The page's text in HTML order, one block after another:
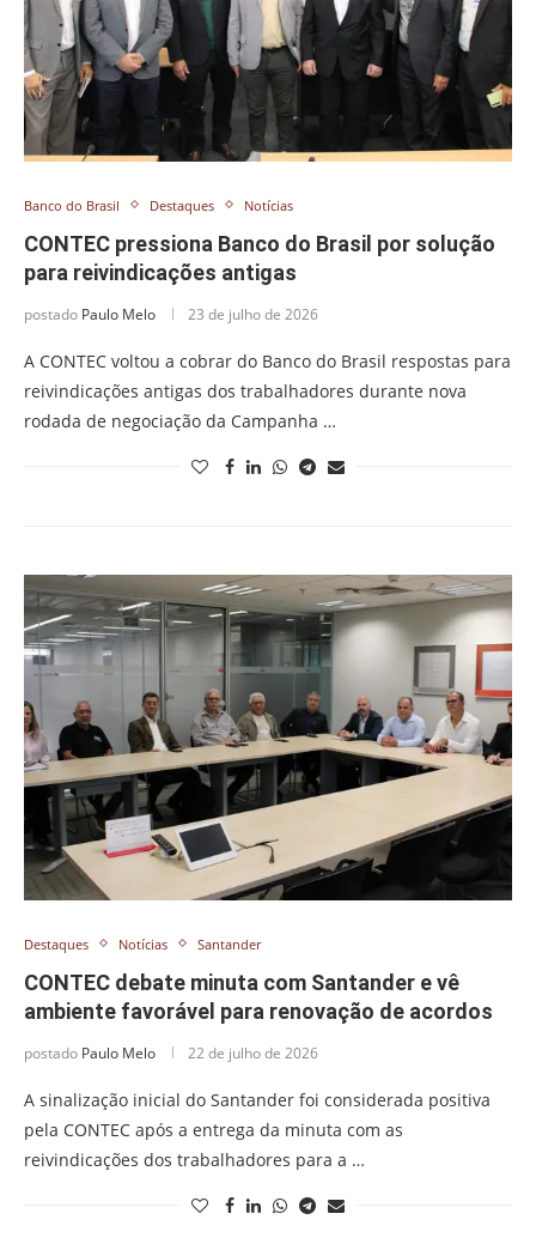
Banco do Brasil Destaques Notícias
CONTEC pressiona Banco do Brasil por solução
para reivindicações antigas
postado Paulo Melo 23 de julho de 2026
A CONTEC voltou a cobrar do Banco do Brasil respostas para
reivindicações antigas dos trabalhadores durante nova
rodada de negociação da Campanha …
Destaques Notícias Santander
CONTEC debate minuta com Santander e vê
ambiente favorável para renovação de acordos
postado Paulo Melo 22 de julho de 2026
A sinalização inicial do Santander foi considerada positiva
pela CONTEC após a entrega da minuta com as
reivindicações dos trabalhadores para a …